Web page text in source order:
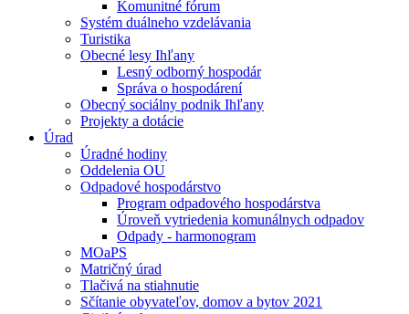
Komunitné fórum
Systém duálneho vzdelávania
Turistika
Obecné lesy Ihľany
Lesný odborný hospodár
Správa o hospodárení
Obecný sociálny podnik Ihľany
Projekty a dotácie
Úrad
Úradné hodiny
Oddelenia OU
Odpadové hospodárstvo
Program odpadového hospodárstva
Úroveň vytriedenia komunálnych odpadov
Odpady - harmonogram
MOaPS
Matričný úrad
Tlačivá na stiahnutie
Sčítanie obyvateľov, domov a bytov 2021